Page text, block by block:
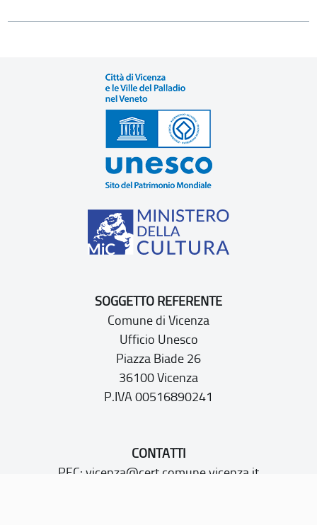
SOGGETTO REFERENTE
Comune di Vicenza
Ufficio Unesco
Piazza Biade 26
36100 Vicenza
P.IVA 00516890241
CONTATTI
PEC: vicenza@cert.comune.vicenza.it